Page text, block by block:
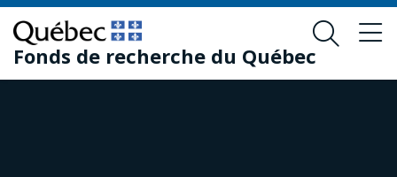
Passer
au
contenu
principal
Passer
au
pied
de
Fonds de recherche du Québec